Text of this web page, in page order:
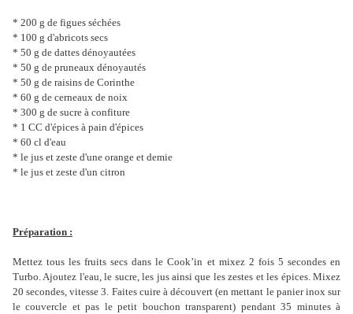
* 200 g de figues séchées
* 100 g d'abricots secs
* 50 g de dattes dénoyautées
* 50 g de pruneaux dénoyautés
* 50 g de raisins de Corinthe
* 60 g de cerneaux de noix
* 300 g de sucre à confiture
* 1 CC d'épices à pain d'épices
* 60 cl d'eau
* le jus et zeste d'une orange et demie
* le jus et zeste d'un citron
Préparation :
Mettez tous les fruits secs dans le Cook’in et mixez 2 fois 5 secondes en
Turbo. Ajoutez l'eau, le sucre, les jus ainsi que les zestes et les épices. Mixez
20 secondes, vitesse 3. Faites cuire à découvert (en mettant le panier inox sur
le couvercle et pas le petit bouchon transparent) pendant 35 minutes à